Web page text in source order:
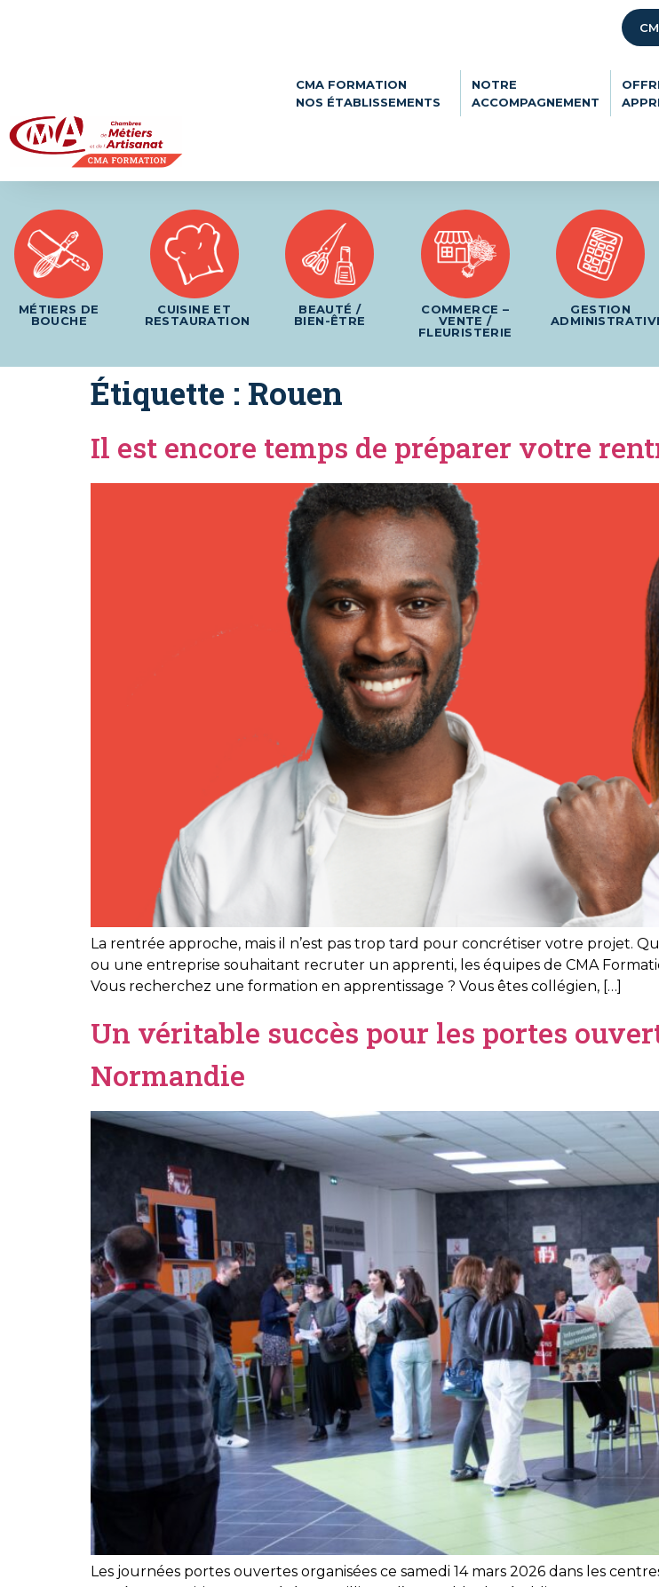
CMA FORMATION
NOS ÉTABLISSEMENTS
NOTRE
ACCOMPAGNEMENT
MÉTIERS DE
BOUCHE
CUISINE ET
RESTAURATION
BEAUTÉ /
BIEN-ÊTRE
COMMERCE –
VENTE /
FLEURISTERIE
GESTION
Étiquette : Rouen
Il est encore temps de préparer votre
La rentrée approche, mais il n’est pas trop tard pour concrétiser votre projet.
ou une entreprise souhaitant recruter un apprenti, les équipes de CMA
Vous recherchez une formation en apprentissage ? Vous êtes collégien, […]
Un véritable succès pour les portes
Normandie
Les journées portes ouvertes organisées ce samedi 14 mars 2026 dans les